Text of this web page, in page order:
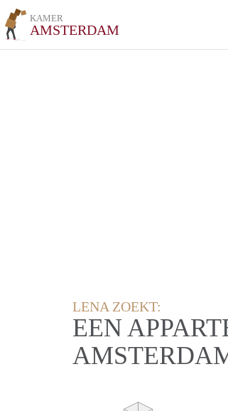
KAMER
AMSTERDAM
LENA ZOEKT:
EEN